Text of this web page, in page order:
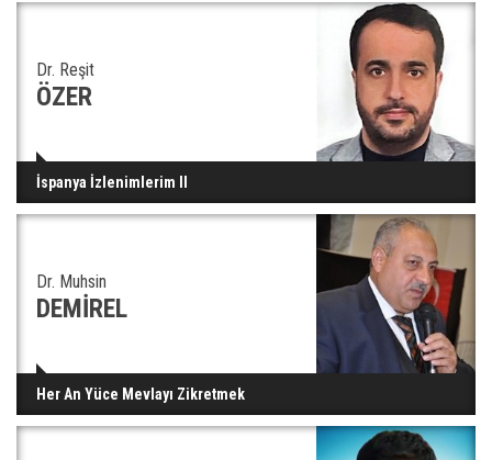
Dr. Reşit
ÖZER
İspanya İzlenimlerim II
Dr. Muhsin
DEMİREL
Her An Yüce Mevlayı Zikretmek